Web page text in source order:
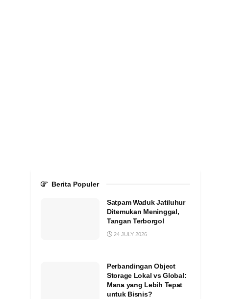
Berita Populer
Satpam Waduk Jatiluhur
Ditemukan Meninggal,
Tangan Terborgol
24 JULY 2026
Perbandingan Object
Storage Lokal vs Global:
Mana yang Lebih Tepat
untuk Bisnis?